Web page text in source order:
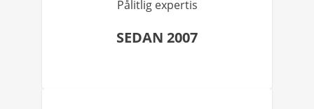
Pålitlig expertis
SEDAN 2007